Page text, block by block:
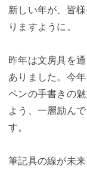
新しい年が、皆
りますように。
昨年は文房具を
ありました。今
ペンの手書きの
よう、一層励ん
す。
筆記具の線が未